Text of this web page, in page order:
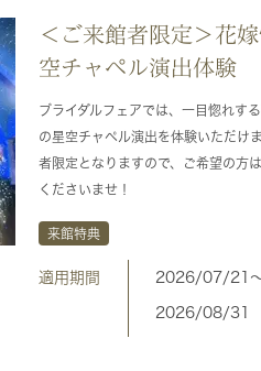
＜ご来館者限定＞花
空チャペル演出体験
ブライダルフェアでは、一目惚れす
の星空チャペル演出を体験いただけ
者限定となりますので、ご希望の方
くださいませ！
来館特典
適用期間 2026/07/21
2026/08/31